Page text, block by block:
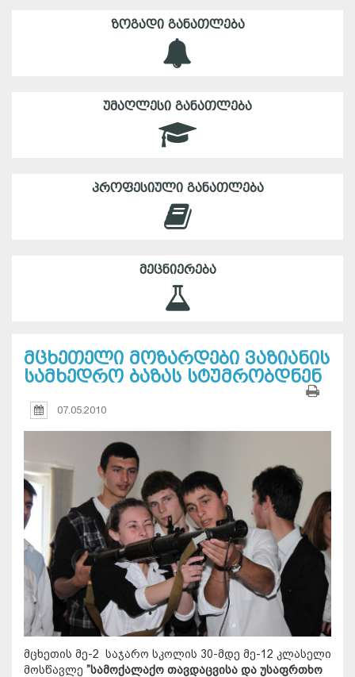
ᲖᲝᲒᲐᲓᲘ ᲒᲐᲜᲐᲗᲚᲔᲑᲐ
ᲣᲛᲐᲦᲚᲔᲡᲘ ᲒᲐᲜᲐᲗᲚᲔᲑᲐ
ᲞᲠᲝᲤᲔᲡᲘᲣᲚᲘ ᲒᲐᲜᲐᲗᲚᲔᲑᲐ
ᲛᲔᲪᲜᲘᲔᲠᲔᲑᲐ
მცხეთელი მოზარდები ვაზიანის
სამხედრო ბაზას სტუმრობდნენ
07.05.2010
მცხეთის მე-2 საჯარო სკოლის 30-მდე მე-12 კლასელი
მოსწავლე ”სამოქალაქო თავდაცვისა და უსაფრთხო